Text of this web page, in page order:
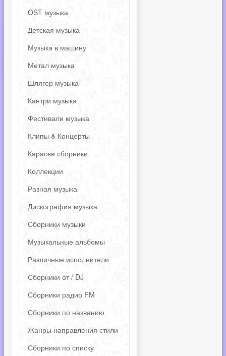
OST музыка
Детская музыка
Музыка в машину
Метал музыка
Шлягер музыка
Кантри музыка
Фестивали музыка
Клипы & Концерты
Караоке сборники
Коллекции
Разная музыка
Дискография музыка
Сборники музыки
Музыкальные альбомы
Различные исполнители
Сборники от / DJ
Сборники радио FM
Сборники по названию
Жанры направления стили
Сборники по списку